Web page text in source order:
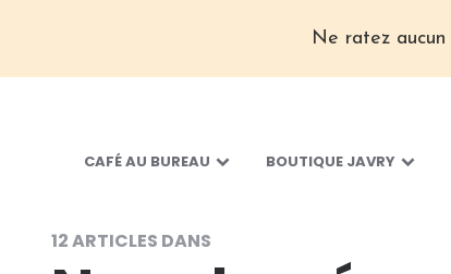
CAFÉ AU BUREAU BOUTIQUE JAVRY
12 ARTICLES DANS
Ne ratez